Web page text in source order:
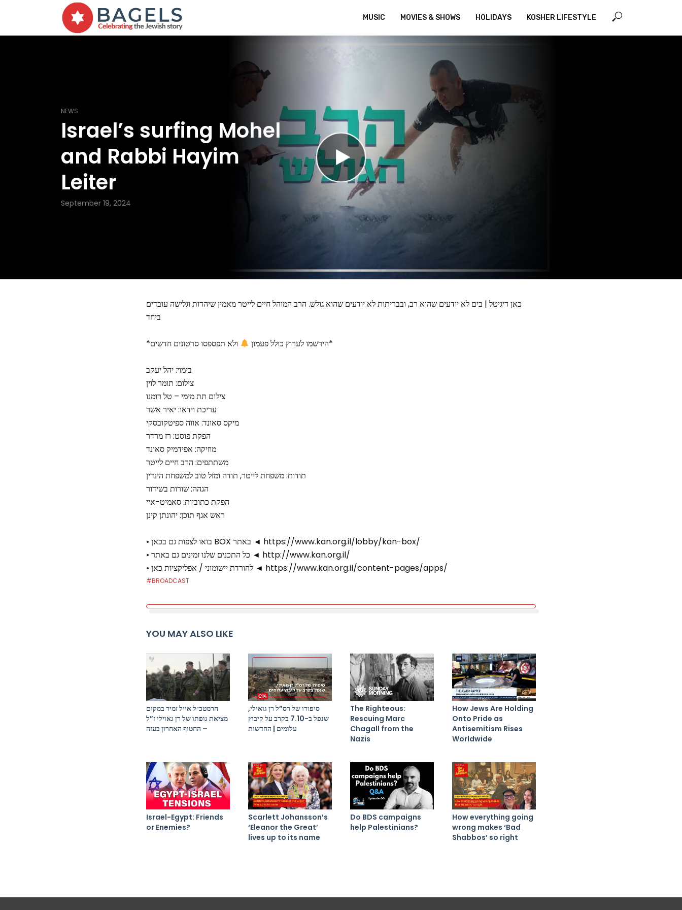
MUSIC MOVIES & SHOWS HOLIDAYS KOSHER LIFESTYLE
NEWS
Israel’s surfing Mohel
and Rabbi Hayim
Leiter
September 19, 2024
כאן דיגיטל | בים לא יודעים שהוא רב, ובבריתות לא יודעים שהוא גולש. הרב המוהל חיים לייטר מאמין שיהדות וגלישה עובדים
ביחד
*הירשמו לערוץ כולל פעמוןולא תפספסו סרטונים חדשים*
בימוי: יהל יעקב
צילום: תומר לוין
צילום תת מימי – טל רומנו
עריכת וידאו: יאיר אשר
מיקס סאונד: אווה ספיטקובסקי
הפקת פוסט: רז מרדר
מוזיקה: אפידמיק סאונד
משתתפים: הרב חיים לייטר
תודות: משפחת לייטר, תודה ומזל טוב למשפחת הינדין
הגהה: שורות בשידור
הפקת כתוביות: סאמיט-איי
ראש אגף תוכן: יהונתן קינן
• בואו לצפות גם בכאן BOX באתר ◄ https://www.kan.org.il/lobby/kan-box/
• כל התכנים שלנו זמינים גם באתר ◄ http://www.kan.org.il/
• להורדת יישומוני / אפליקציות כאן ◄ https://www.kan.org.il/content-pages/apps/
#BROADCAST
YOU MAY ALSO LIKE
הרמטכ״ל אייל זמיר במקום
מציאת גופתו של רן גאוילי ז”ל
– החטוף האחרון בעזה
סיפורו של רס”ל רן גואילי,
שנפל ב-7.10 בקרב על קיבוץ
עלומים | החדשות
The Righteous:
Rescuing Marc
Chagall from the
Nazis
How Jews Are Holding
Onto Pride as
Antisemitism Rises
Worldwide
Israel-Egypt: Friends
or Enemies?
Scarlett Johansson’s
‘Eleanor the Great’
lives up to its name
Do BDS campaigns
help Palestinians?
How everything going
wrong makes ‘Bad
Shabbos’ so right